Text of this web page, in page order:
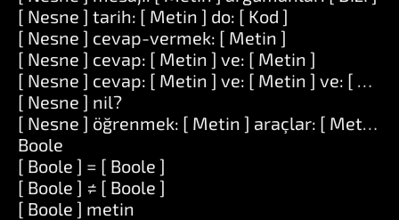
[ Nesne ] tarih: [ Metin ] do: [ Kod ]
[ Nesne ] cevap-vermek: [ Metin ]
[ Nesne ] cevap: [ Metin ] ve: [ Metin ]
[ Nesne ] cevap: [ Metin ] ve: [ Metin ] ve: [
[ Nesne ] nil?
[ Nesne ] öğrenmek: [ Metin ] araçlar: [ Metin ]
Boole
[ Boole ] = [ Boole ]
[ Boole ] ≠ [ Boole ]
[ Boole ] metin